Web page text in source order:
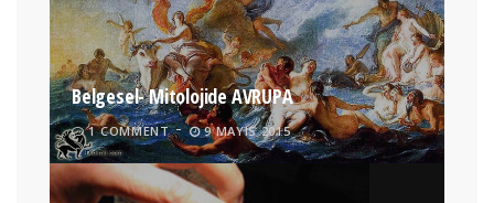
Belgesel- Mitolojide AVRUPA
1 COMMENT 9 MAYIS 2015